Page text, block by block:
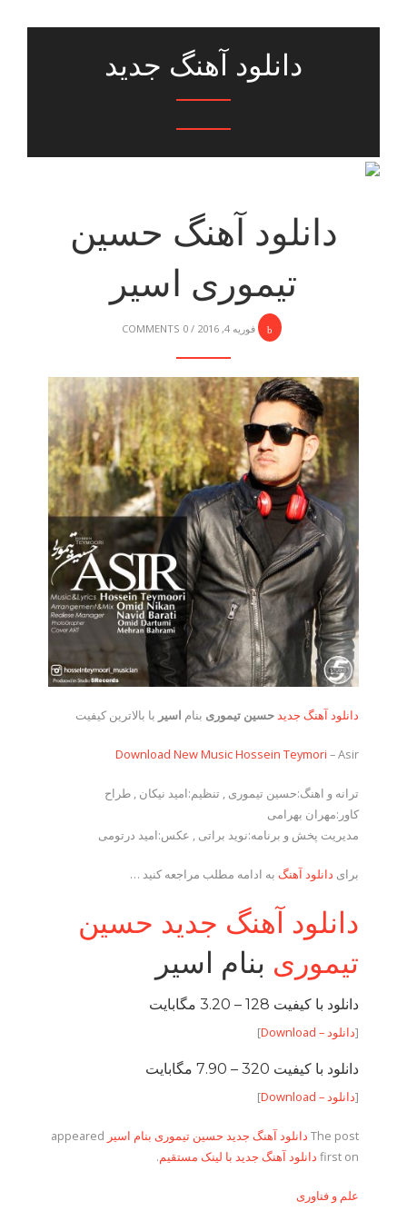
دانلود آهنگ جدید
دانلود آهنگ حسین
تیموری اسیر
فوریه 4, 2016 /
0 COMMENTS
دانلود آهنگ جدیدحسین تیموری بنام اسیر با بالاترین کیفیت
Download New MusicHossein Teymori – Asir
ترانه و اهنگ:حسین تیموری , تنظیم:امید نیکان , طراح
کاور:مهران بهرامی
مدیریت پخش و برنامه:نوید براتی , عکس:امید درتومی
برای دانلود آهنگ به ادامه مطلب مراجعه کنید …
دانلود آهنگ جدید حسین
تیموری بنام اسیر
دانلود با کیفیت 128 – 3.20 مگابایت
[دانلود – Download ]
دانلود با کیفیت 320 – 7.90 مگابایت
[دانلود – Download ]
The post دانلود آهنگ جدید حسین تیموری بنام اسیر appeared
first on دانلود آهنگ جدید با لینک مستقیم.
علم و فناوری